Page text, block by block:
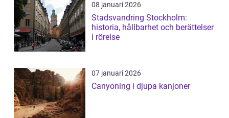
08 januari 2026
Stadsvandring Stockholm:
historia, hållbarhet och berättelser
i rörelse
07 januari 2026
Canyoning i djupa kanjoner